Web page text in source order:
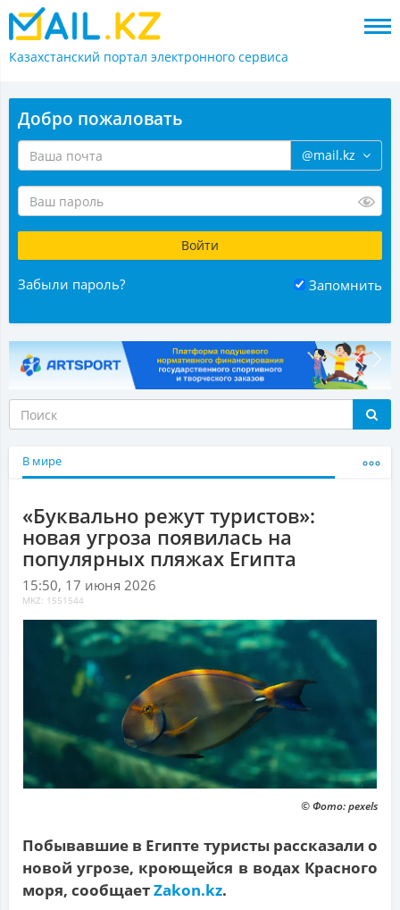
Казахстанский портал электронного сервиса
Добро пожаловать
@mail.kz
Забыли пароль? Запомнить
В мире
«Буквально режут туристов»:
новая угроза появилась на
популярных пляжах Египта
15:50, 17 июня 2026
MKZ: 1551544
© Фото: pexels
Побывавшие в Египте туристы рассказали о
новой угрозе, кроющейся в водах Красного
моря, сообщаетZakon.kz.